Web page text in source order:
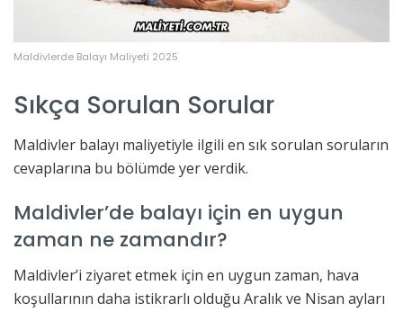
Maldivlerde Balayı Maliyeti 2025
Sıkça Sorulan Sorular
Maldivler balayı maliyetiyle ilgili en sık sorulan soruların
cevaplarına bu bölümde yer verdik.
Maldivler’de balayı için en uygun
zaman ne zamandır?
Maldivler’i ziyaret etmek için en uygun zaman, hava
koşullarının daha istikrarlı olduğu Aralık ve Nisan ayları